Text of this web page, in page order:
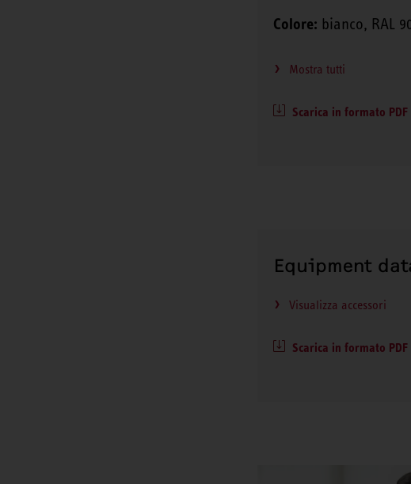
Colore: bianco, RAL
Mostra tutti
Scarica in formato PDF
Equipment
Visualizza accessori
Scarica in formato PDF